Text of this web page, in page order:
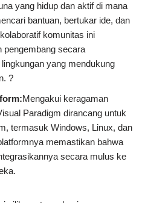
yang hidup dan aktif di mana
bantuan, bertukar ide, dan
komunitas ini
pengembang secara
yang mendukung
?
Mengakui keragaman
Paradigm dirancang untuk
termasuk Windows, Linux, dan
memastikan bahwa
secara mulus ke